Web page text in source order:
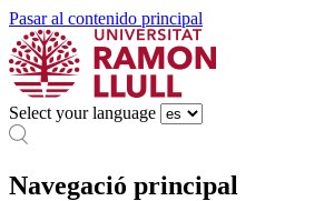
Pasar al contenido principal
Select your language
Navegació principal